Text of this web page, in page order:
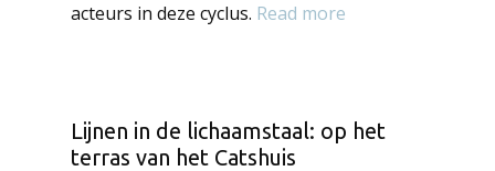
acteurs in deze cyclus. Read more
Lijnen in de lichaamstaal: op het
terras van het Catshuis